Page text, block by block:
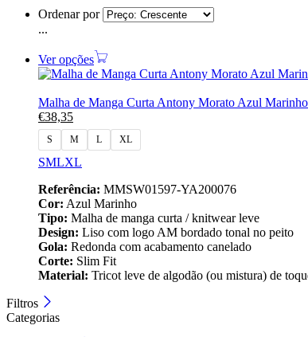
Ordenar por
...
Ver opções
Malha de Manga Curta Antony Morato Azul Marinho
€38,35
S M L XL
SMLXL
Referência: MMSW01597-YA200076
Cor: Azul Marinho
Tipo: Malha de manga curta / knitwear leve
Design: Liso com logo AM bordado tonal no peito
Gola: Redonda com acabamento canelado
Corte: Slim Fit
Material: Tricot leve de algodão (ou mistura) de
Filtros
Categorias